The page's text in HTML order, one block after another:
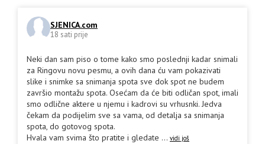
SJENICA.com
18 sati prije
Neki dan sam piso o tome kako smo poslednji kadar snimali
za Ringovu novu pesmu, a ovih dana ću vam pokazivati
slike i snimke sa snimanja spota sve dok spot ne budem
završio montažu spota. Osećam da će biti odličan spot, imali
smo odlične aktere u njemu i kadrovi su vrhusnki. Jedva
čekam da podijelim sve sa vama, od detalja sa snimanja
spota, do gotovog spota.
Hvala vam svima što pratite i gledate ... vidi još